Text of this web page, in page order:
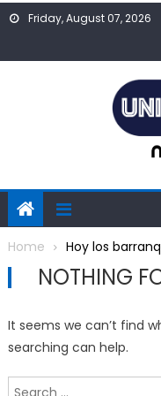
Skip
Friday, August 07, 2026
Home Hoy los
NOTHING
It seems we can’t find
searching can help.